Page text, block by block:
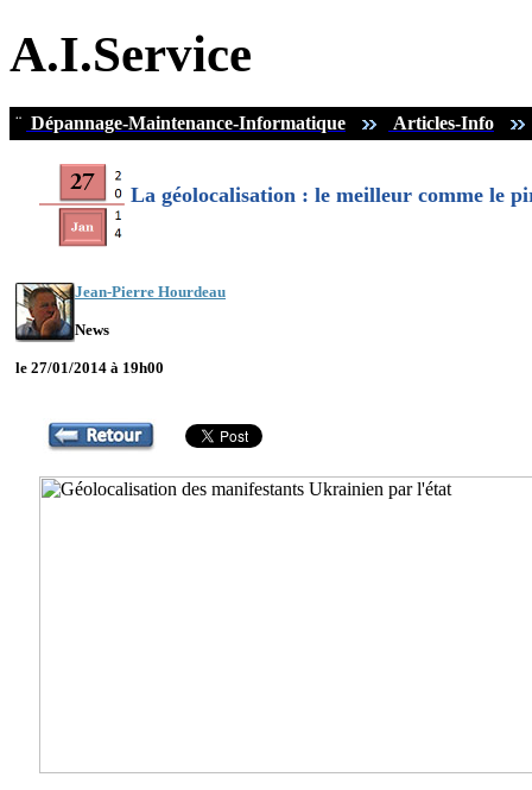
A.I.Service
¨ Dépannage-Maintenance-Informatique Articles-Info
La géolocalisation : le meilleur comme le
Jean-Pierre Hourdeau
News
le 27/01/2014 à 19h00